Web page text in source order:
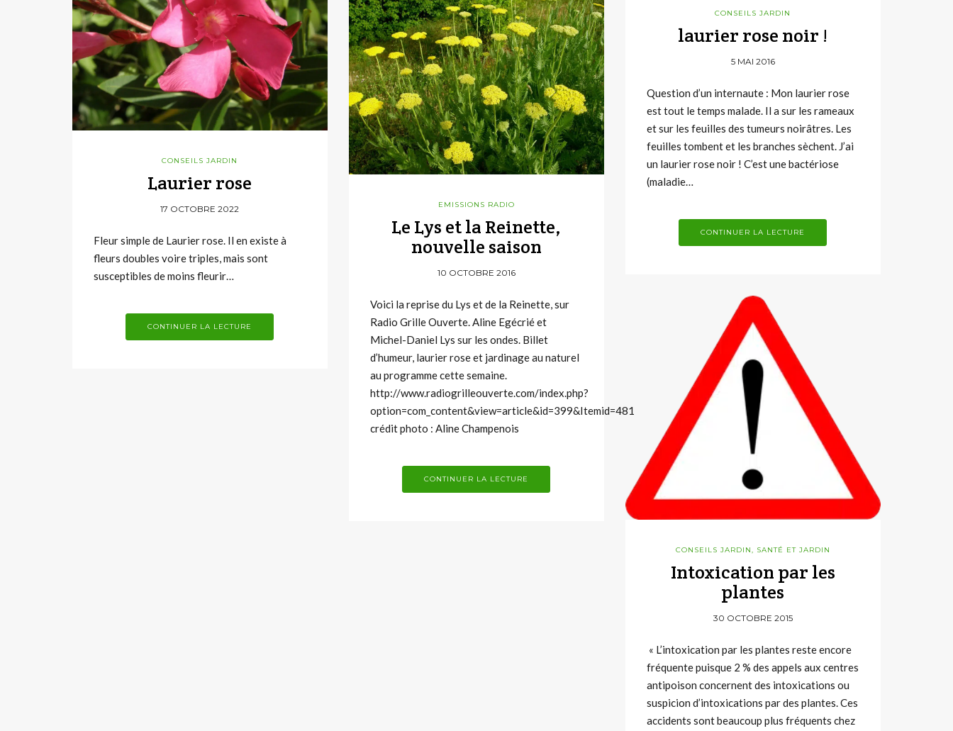
CONSEILS JARDIN
Laurier rose
17 OCTOBRE 2022
Fleur simple de Laurier rose. Il en existe à
fleurs doubles voire triples, mais sont
susceptibles de moins fleurir…
CONTINUER LA LECTURE
EMISSIONS RADIO
Le Lys et la Reinette,
nouvelle saison
10 OCTOBRE 2016
Voici la reprise du Lys et de la Reinette, sur
Radio Grille Ouverte. Aline Egécrié et
Michel-Daniel Lys sur les ondes. Billet
d’humeur, laurier rose et jardinage au naturel
au programme cette semaine.
http://www.radiogrilleouverte.com/index.php?
option=com_content&view=article&id=399&Itemid=481
crédit photo : Aline Champenois
CONTINUER LA LECTURE
CONSEILS JARDIN
laurier rose noir !
5 MAI 2016
Question d’un internaute : Mon laurier rose
est tout le temps malade. Il a sur les rameaux
et sur les feuilles des tumeurs noirâtres. Les
feuilles tombent et les branches sèchent. J’ai
un laurier rose noir ! C’est une bactériose
(maladie…
CONTINUER LA LECTURE
CONSEILS JARDIN, SANTÉ ET JARDIN
Intoxication par les
plantes
30 OCTOBRE 2015
« L’intoxication par les plantes reste encore
fréquente puisque 2 % des appels aux centres
antipoison concernent des intoxications ou
suspicion d’intoxications par des plantes. Ces
accidents sont beaucoup plus fréquents chez